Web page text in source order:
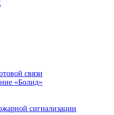
связи
«Болид»
сигнализации